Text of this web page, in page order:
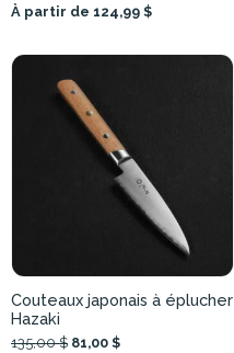
À partir de 124,99 $
Couteaux japonais à éplucher
Hazaki
135,00 $ 81,00 $